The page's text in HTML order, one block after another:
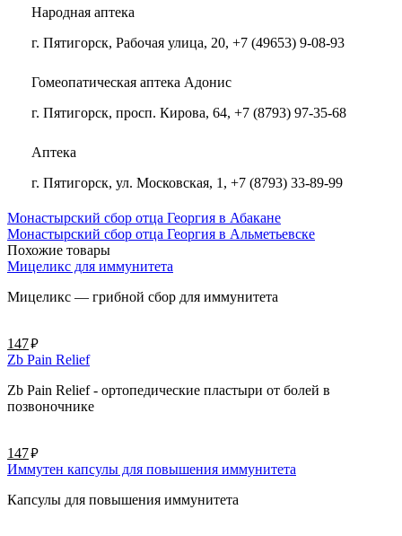
Народная аптека
г. Пятигорск, Рабочая улица, 20, +7 (49653) 9-08-93
Гомеопатическая аптека Адонис
г. Пятигорск, просп. Кирова, 64, +7 (8793) 97-35-68
Аптека
г. Пятигорск, ул. Московская, 1, +7 (8793) 33-89-99
Монастырский сбор отца Георгия в Абакане
Монастырский сбор отца Георгия в Альметьевске
Похожие товары
Мицеликс для иммунитета
Мицеликс — грибной сбор для иммунитета
147руб.
Zb Pain Relief
Zb Pain Relief - ортопедические пластыри от болей в
позвоночнике
147руб.
Иммутен капсулы для повышения иммунитета
Капсулы для повышения иммунитета